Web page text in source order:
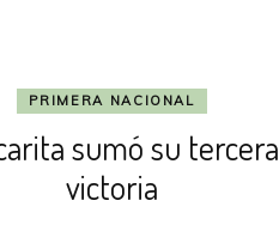
PRIMERA NACIONAL
sumó su tercera
victoria